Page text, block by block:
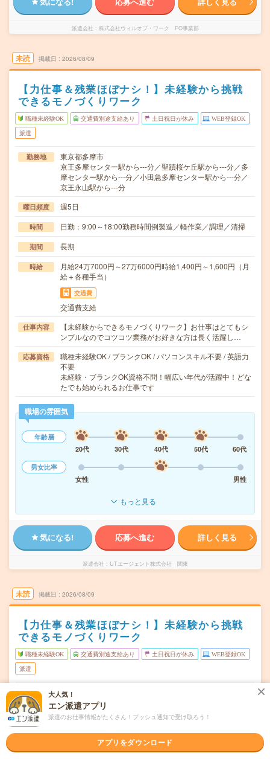
派遣会社 株式会社ウィルオブ・ワーク FO事業部
未読 掲載日 2026/08/09
【力仕事＆残業ほぼナシ！】未経験から挑戦
できるモノづくりワーク
職種未経験OK 交通費別途支給あり 土日祝日が休み WEB登録OK
派遣
勤務地
東京都多摩市
京王多摩センター駅から---分／聖蹟桜ケ丘駅から---分／多
摩センター駅から---分／小田急多摩センター駅から---分／
京王永山駅から---分
曜日頻度 週5日
時間 日勤：9:00～18:00勤務時間例製造／軽作業／調理／清掃
期間 長期
時給
月給24万7000円～27万6000円時給1,400円～1,600円（月
給＋各種手当）
交通費
交通費支給
仕事内容
【未経験からできるモノづくりワーク】お仕事はとてもシ
ンプルなのでコツコツ業務がお好きな方は長く活躍し…
応募資格
職種未経験OK / ブランクOK / パソコンスキル不要 / 英語力
不要
未経験・ブランクOK資格不問！幅広い年代が活躍中！どな
たでも始められるお仕事です
職場の雰囲気
年齢層
20代
30代 40代 50代
60代
男女比率
女性
男性
もっと見る
気になる! 応募へ進む 詳しく見る
派遣会社 UTエージェント株式会社 関東
未読 掲載日 2026/08/09
【力仕事＆残業ほぼナシ！】未経験から挑戦
できるモノづくりワーク
職種未経験OK 交通費別途支給あり 土日祝日が休み WEB登録OK
派遣
勤務地
東京都江戸川区
葛西駅から---分／西葛西駅から---分／小岩駅から---分／船
堀駅から---分／瑞江駅から---分
曜日頻度 週5日
時間 日勤：9:00～18:00勤務時間例製造／軽作業／調理／清掃
大人気！
エン派遣アプリ
派遣のお仕事情報がたくさん！プッシュ通知で受け取ろう！
アプリをダウンロード